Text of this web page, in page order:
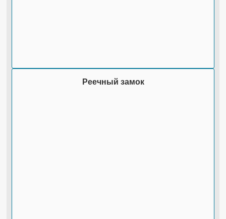
Реечный замок